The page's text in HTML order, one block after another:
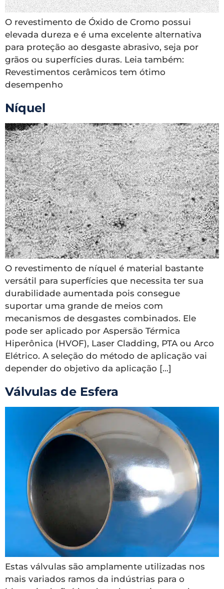
O revestimento de Óxido de Cromo possui
elevada dureza e é uma excelente alternativa
para proteção ao desgaste abrasivo, seja por
grãos ou superfícies duras. Leia também:
Revestimentos cerâmicos tem ótimo
desempenho
Níquel
O revestimento de níquel é material bastante
versátil para superfícies que necessita ter sua
durabilidade aumentada pois consegue
suportar uma grande de meios com
mecanismos de desgastes combinados. Ele
pode ser aplicado por Aspersão Térmica
Hiperônica (HVOF), Laser Cladding, PTA ou Arco
Elétrico. A seleção do método de aplicação vai
depender do objetivo da aplicação […]
Válvulas de Esfera
Estas válvulas são amplamente utilizadas nos
mais variados ramos da indústrias para o